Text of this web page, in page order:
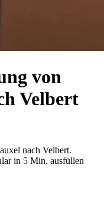
von
Velbert
nach Velbert.
in 5 Min. ausfüllen